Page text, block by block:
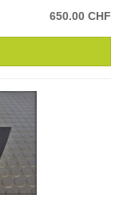
650.00 CHF